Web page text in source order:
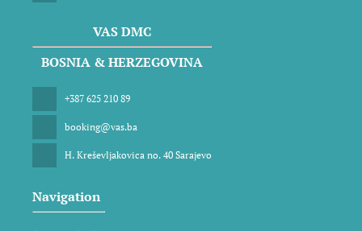
VAS DMC
BOSNIA & HERZEGOVINA
+387 625 210 89
booking@vas.ba
H. Kreševljakovica no. 40 Sarajevo
Navigation